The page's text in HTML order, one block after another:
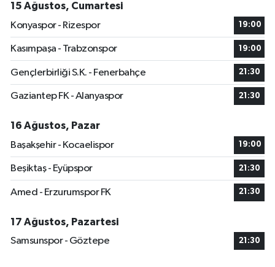
15 Ağustos, Cumartesi
Konyaspor - Rizespor
19:00
Kasımpaşa - Trabzonspor 19:00
Gençlerbirliği S.K. - Fenerbahçe 21:30
Gaziantep FK - Alanyaspor 21:30
16 Ağustos, Pazar
Başakşehir - Kocaelispor
19:00
Beşiktaş - Eyüpspor 21:30
Amed - Erzurumspor FK 21:30
17 Ağustos, Pazartesi
Samsunspor - Göztepe
21:30